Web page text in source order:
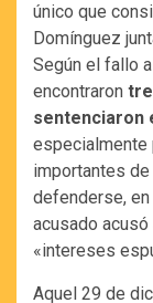
único que
Domínguez
Según el fallo
encontraron
sentenciaron
especialmente
importantes
defenderse,
acusado
«intereses
Aquel 29 de